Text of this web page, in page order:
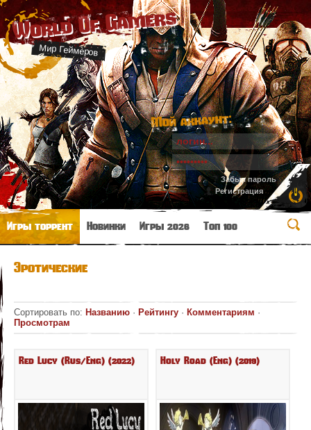
World Of Gamers
Мир Геймеров
Мой аккаунт:
Забыл пароль
Регистрация
Игры торрент Новинки Игры 2026 Топ 100
Эротические
Сортировать по: Названию · Рейтингу · Комментариям ·
Просмотрам
Red Lucy (Rus/Eng) (2022) Holy Road (Eng) (2019)